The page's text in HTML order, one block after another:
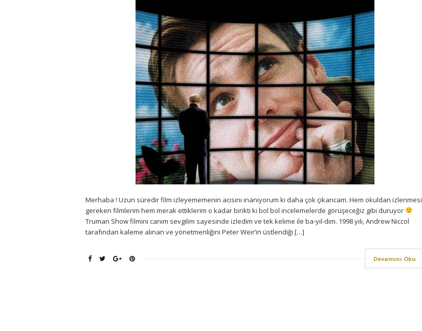
Merhaba ! Uzun süredir film izleyememenin acısını inanıyorum ki daha çok çıkarıcam. Hem okuldan izlenmesi
gereken filmlerim hem merak ettiklerim o kadar birikti ki bol bol incelemelerde görüşeceğiz gibi duruyor
Truman Show filmini canım sevgilim sayesinde izledim ve tek kelime ile ba-yıl-dım. 1998 yılı, Andrew Niccol
tarafından kaleme alınan ve yönetmenliğini Peter Weir’in üstlendiği […]
Devamını Oku